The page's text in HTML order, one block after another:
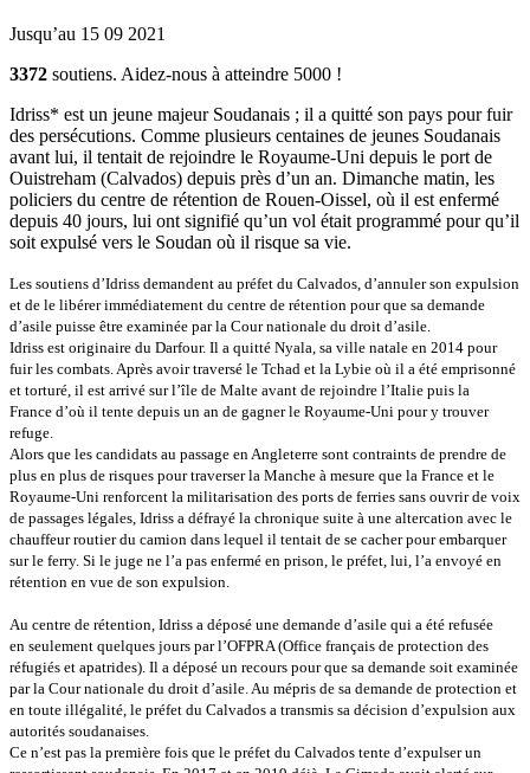
Jusqu’au 15 09 2021
3372 soutiens. Aidez-nous à atteindre 5000 !
Idriss* est un jeune majeur Soudanais ; il a quitté son pays pour fuir
des persécutions. Comme plusieurs centaines de jeunes Soudanais
avant lui, il tentait de rejoindre le Royaume-Uni depuis le port de
Ouistreham (Calvados) depuis près d’un an. Dimanche matin, les
policiers du centre de rétention de Rouen-Oissel, où il est enfermé
depuis 40 jours, lui ont signifié qu’un vol était programmé pour qu’il
soit expulsé vers le Soudan où il risque sa vie.
Les soutiens d’Idriss demandent au préfet du Calvados, d’annuler son expulsion
et de le libérer immédiatement du centre de rétention pour que sa demande
d’asile puisse être examinée par la Cour nationale du droit d’asile.
Idriss est originaire du Darfour. Il a quitté Nyala, sa ville natale en 2014 pour
fuir les combats. Après avoir traversé le Tchad et la Lybie où il a été emprisonné
et torturé, il est arrivé sur l’île de Malte avant de rejoindre l’Italie puis la
France d’où il tente depuis un an de gagner le Royaume-Uni pour y trouver
refuge.
Alors que les candidats au passage en Angleterre sont contraints de prendre de
plus en plus de risques pour traverser la Manche à mesure que la France et le
Royaume-Uni renforcent la militarisation des ports de ferries sans ouvrir de voix
de passages légales, Idriss a défrayé la chronique suite à une altercation avec le
chauffeur routier du camion dans lequel il tentait de se cacher pour embarquer
sur le ferry. Si le juge ne l’a pas enfermé en prison, le préfet, lui, l’a envoyé en
rétention en vue de son expulsion.
Au centre de rétention, Idriss a déposé une demande d’asile qui a été refusée
en seulement quelques jours par l’OFPRA (Office français de protection des
réfugiés et apatrides). Il a déposé un recours pour que sa demande soit examinée
par la Cour nationale du droit d’asile. Au mépris de sa demande de protection et
en toute illégalité, le préfet du Calvados a transmis sa décision d’expulsion aux
autorités soudanaises.
Ce n’est pas la première fois que le préfet du Calvados tente d’expulser un